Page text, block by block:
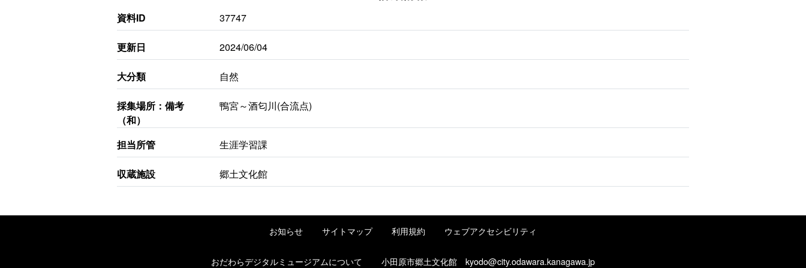
資料ID 37747
更新日 2024/06/04
大分類 自然
採集場所：備考
（和）
鴨宮～酒匂川(合流点)
担当所管 生涯学習課
収蔵施設 郷土文化館
お知らせ サイトマップ 利用規約 ウェブアクセシビリティ
おだわらデジタルミュージアムについて 小田原市郷土文化館 kyodo@city.odawara.kanagawa.jp